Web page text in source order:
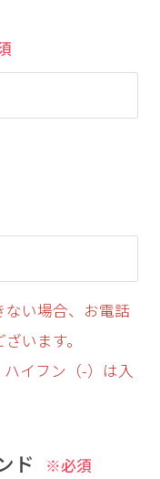
い場合、お電話
います。
イフン（-）は入
ド ※必須